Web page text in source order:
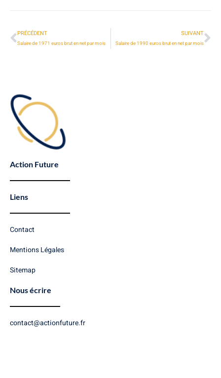
PRÉCÉDENT
Salaire de 1971 euros brut en net par mois
SUIVANT
Salaire de 1990 euros brut en net par mois
Action Future
Liens
Contact
Mentions Légales
Sitemap
Nous écrire
contact@actionfuture.fr